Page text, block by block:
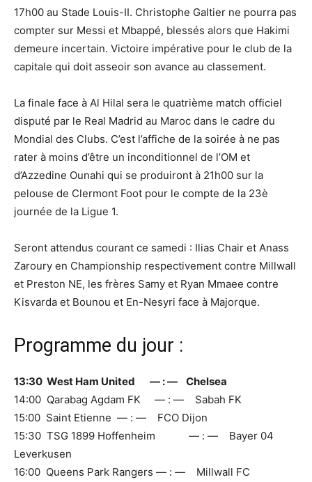
17h00 au Stade Louis-II. Christophe Galtier ne pourra pas
compter sur Messi et Mbappé, blessés alors que Hakimi
demeure incertain. Victoire impérative pour le club de la
capitale qui doit asseoir son avance au classement.
La finale face à Al Hilal sera le quatrième match officiel
disputé par le Real Madrid au Maroc dans le cadre du
Mondial des Clubs. C’est l’affiche de la soirée à ne pas
rater à moins d’être un inconditionnel de l’OM et
d’Azzedine Ounahi qui se produiront à 21h00 sur la
pelouse de Clermont Foot pour le compte de la 23è
journée de la Ligue 1.
Seront attendus courant ce samedi : Ilias Chair et Anass
Zaroury en Championship respectivement contre Millwall
et Preston NE, les frères Samy et Ryan Mmaee contre
Kisvarda et Bounou et En-Nesyri face à Majorque.
Programme du jour :
13:30 West Ham United — : — Chelsea
14:00 Qarabag Agdam FK — : — Sabah FK
15:00 Saint Etienne — : — FCO Dijon
15:30 TSG 1899 Hoffenheim — : — Bayer 04
Leverkusen
16:00 Queens Park Rangers — : — Millwall FC